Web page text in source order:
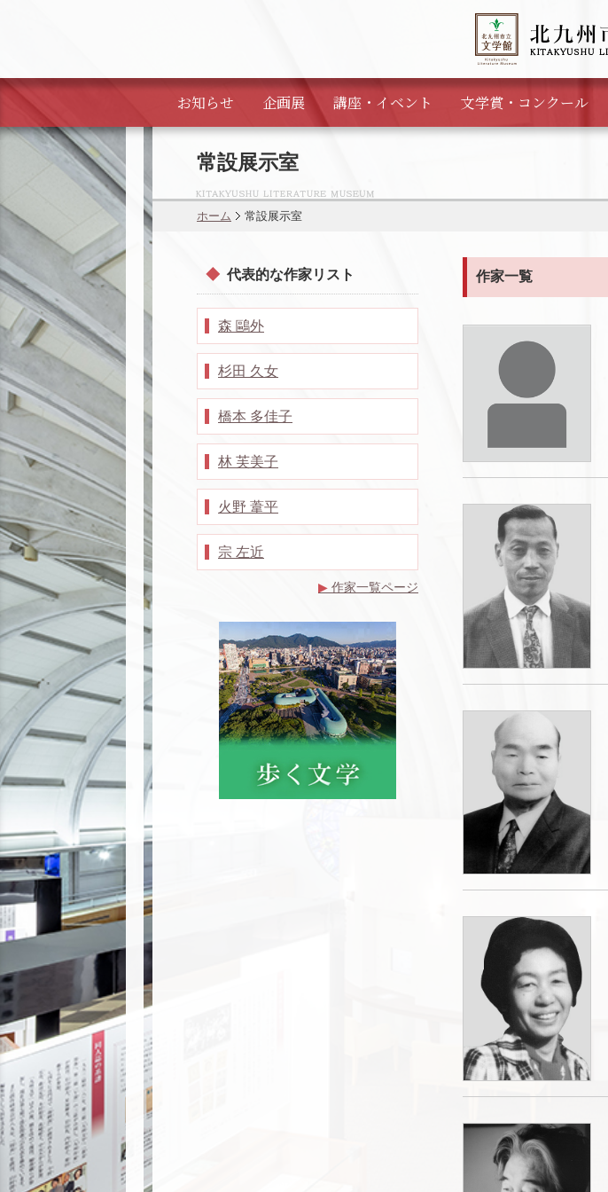
お知らせ 企画展 講座・ イベント 文学賞・ コンクール
常設展示室
ホーム 常設展示室
作家一覧
代表的な作家リスト
森 鷗外
杉田 久女
橋本 多佳子
林 芙美子
火野 葦平
宗 左近
▶ 作家一覧ページ